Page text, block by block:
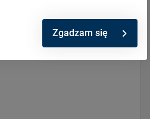
Zgadzam się